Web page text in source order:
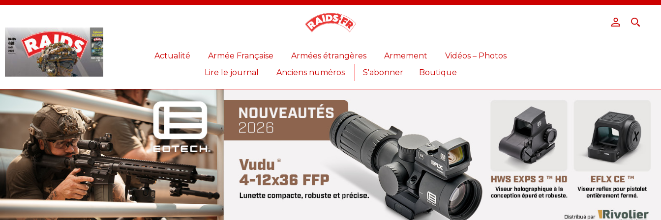
Actualité Armée Française Armées étrangères Armement
Vidéos – Photos
Lire le journal
Anciens numéros S'abonner Boutique
Panneau de gestion des cookies